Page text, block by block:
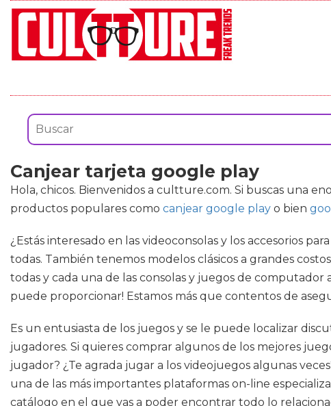
Canjear tarjeta google play
Hola, chicos. Bienvenidos a cultture.com. Si buscas una
productos populares como canjear google play o bien
¿Estás interesado en las videoconsolas y los accesorios
todas. También tenemos modelos clásicos a grandes
todas y cada una de las consolas y juegos de computador
puede proporcionar! Estamos más que contentos de
Es un entusiasta de los juegos y se le puede localizar
jugadores. Si quieres comprar algunos de los mejores
jugador? ¿Te agrada jugar a los videojuegos algunas
una de las más importantes plataformas on-line
catálogo en el que vas a poder encontrar todo lo